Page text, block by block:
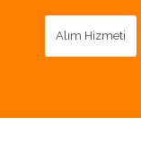
Alım Hizmeti